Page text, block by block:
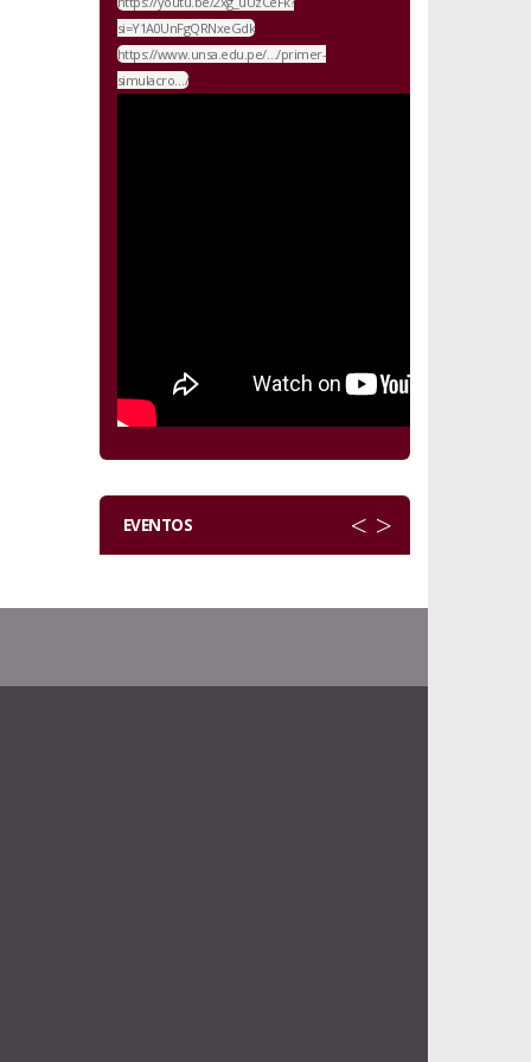
si=Y1A0UnFgQRNxeGdk
https://www.unsa.edu.pe/…/primer-
simulacro…/
EVENTOS < >